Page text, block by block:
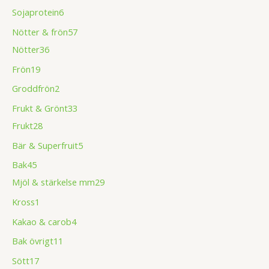
Sojaprotein6
Nötter & frön57
Nötter36
Frön19
Groddfrön2
Frukt & Grönt33
Frukt28
Bär & Superfruit5
Bak45
Mjöl & stärkelse mm29
Kross1
Kakao & carob4
Bak övrigt11
Sött17